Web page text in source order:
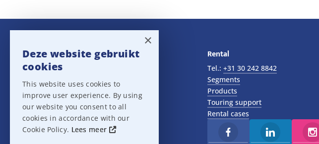
Navigatie
About us
Het team
Support
Rental
Tel.: +31 30 242 8842
Segments
Products
Touring support
Rental cases
×
Deze website gebruikt
cookies
This website uses cookies to
improve user experience. By using
our website you consent to all
cookies in accordance with our
Cookie Policy. Lees meer